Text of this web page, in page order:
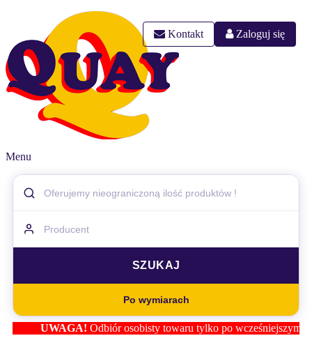
Kontakt Zaloguj się
Menu
Po wymiarach
UWAGA!Odbiór osobisty towaru tylko po wcześniejszym